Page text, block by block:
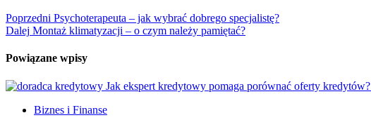
Poprzedni Psychoterapeuta – jak wybrać dobrego specjalistę?
Dalej Montaż klimatyzacji – o czym należy pamiętać?
Powiązane wpisy
Jak ekspert kredytowy pomaga porównać oferty kredytów?
Biznes i Finanse